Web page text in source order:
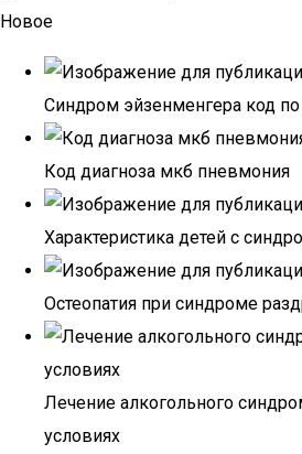
Новое
Синдром эйзенменгера код
Код диагноза мкб пневмония
Характеристика детей с
Остеопатия при синдроме
Лечение алкогольного
условиях